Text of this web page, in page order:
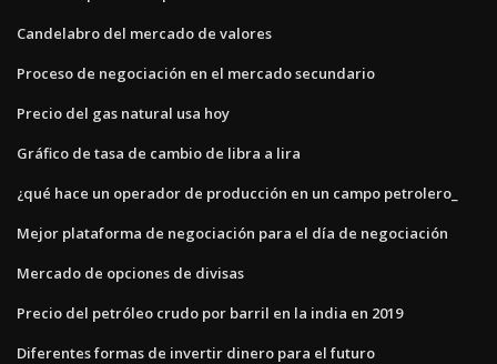
Candelabro del mercado de valores
Proceso de negociación en el mercado secundario
Precio del gas natural usa hoy
Gráfico de tasa de cambio de libra a lira
¿qué hace un operador de producción en un campo petrolero_
Mejor plataforma de negociación para el día de negociación
Mercado de opciones de divisas
Precio del petróleo crudo por barril en la india en 2019
Diferentes formas de invertir dinero para el futuro